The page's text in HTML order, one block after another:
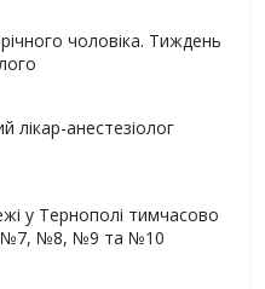
чоловіка. Тиждень
лікар-анестезіолог
у Тернополі тимчасово
№7, №8, №9 та №10